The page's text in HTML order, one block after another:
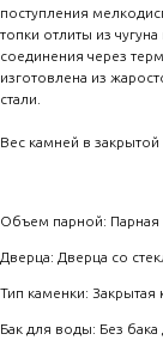
поступления
топки отлиты из
соединения через
изготовлена из
стали.
Вес камней в закрытой
Объем парной: Парная
Дверца: Дверца со
Тип каменки: Закрытая
Бак для воды: Без